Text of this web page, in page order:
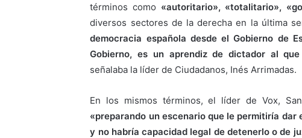
términos como «autoritario», «totalitario»,
diversos sectores de la derecha en la última
democracia española desde el Gobierno de
Gobierno, es un aprendiz de dictador al
señalaba la líder de Ciudadanos, Inés Arrimadas.
En los mismos términos, el líder de Vox,
«preparando un escenario que le permitiría dar
y no habría capacidad legal de detenerlo o de